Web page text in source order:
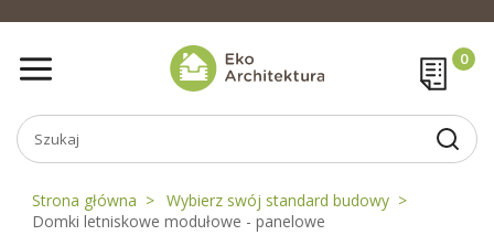
Strona główna
Wybierz swój standard budowy
Domki letniskowe modułowe - panelowe